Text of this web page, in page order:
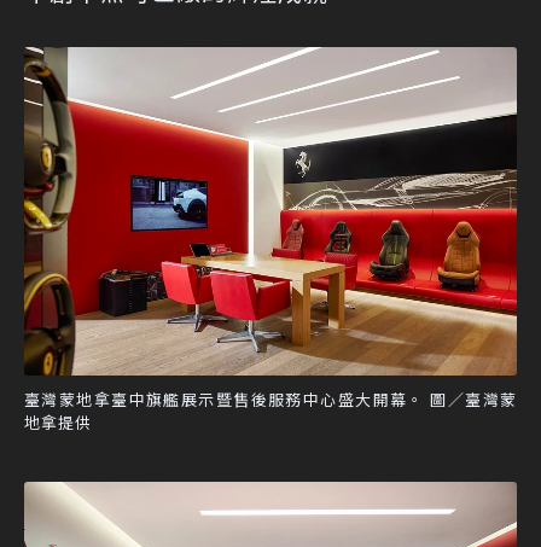
臺灣蒙地拿臺中旗艦展示暨售後服務中心盛大開幕。 圖／臺灣蒙
地拿提供